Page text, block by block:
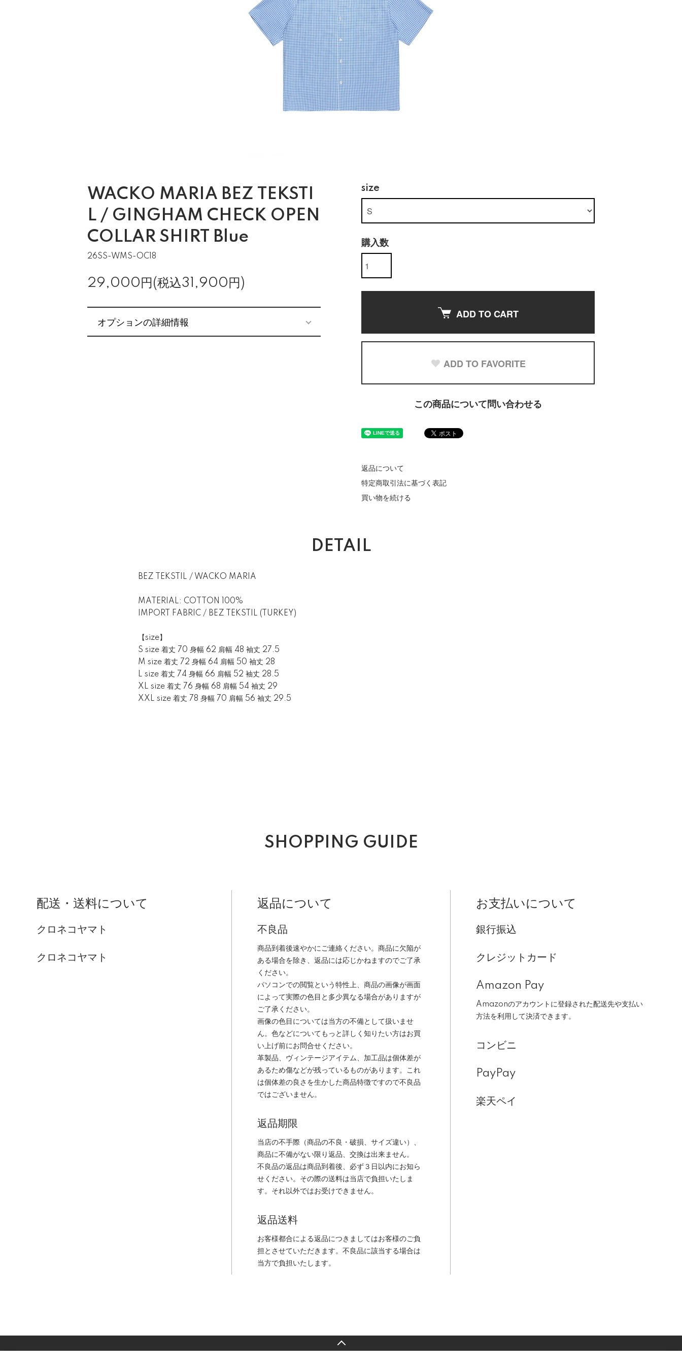
WACKO MARIA BEZ TEKSTI
L / GINGHAM CHECK OPEN
COLLAR SHIRT Blue
26SS-WMS-OC18
29,000円(税込31,900円)
オプションの詳細情報
size
購入数
ADD TO CART
ADD TO FAVORITE
この商品について問い合わせる
返品について
特定商取引法に基づく表記
買い物を続ける
DETAIL
BEZ TEKSTIL / WACKO MARIA
MATERIAL: COTTON 100%
IMPORT FABRIC / BEZ TEKSTIL (TURKEY)
【size】
S size 着丈 70 身幅 62 肩幅 48 袖丈 27.5
M size 着丈 72 身幅 64 肩幅 50 袖丈 28
L size 着丈 74 身幅 66 肩幅 52 袖丈 28.5
XL size 着丈 76 身幅 68 肩幅 54 袖丈 29
XXL size 着丈 78 身幅 70 肩幅 56 袖丈 29.5
SHOPPING GUIDE
配送・送料について
クロネコヤマト
クロネコヤマト
返品について
不良品
商品到着後速やかにご連絡ください。商品に欠陥が
ある場合を除き、返品には応じかねますのでご了承
ください。
パソコンでの閲覧という特性上、商品の画像が画面
によって実際の色目と多少異なる場合がありますが
ご了承ください。
画像の色目については当方の不備として扱いませ
ん。色などについてもっと詳しく知りたい方はお買
い上げ前にお問合せください。
革製品、ヴィンテージアイテム、加工品は個体差が
あるため傷などが残っているものがあります。これ
は個体差の良さを生かした商品特徴ですので不良品
ではございません。
返品期限
当店の不手際（商品の不良・破損、サイズ違い）、
商品に不備がない限り返品、交換は出来ません。
不良品の返品は商品到着後、必ず３日以内にお知ら
せください。その際の送料は当店で負担いたしま
す。それ以外ではお受けできません。
返品送料
お客様都合による返品につきましてはお客様のご負
担とさせていただきます。不良品に該当する場合は
当方で負担いたします。
お支払いについて
銀行振込
クレジットカード
Amazon Pay
Amazonのアカウントに登録された配送先や支払い
方法を利用して決済できます。
コンビニ
PayPay
楽天ペイ